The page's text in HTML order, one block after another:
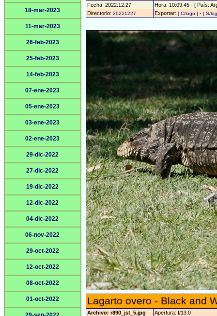
18-mar-2023
11-mar-2023
26-feb-2023
25-feb-2023
14-feb-2023
07-ene-2023
05-ene-2023
03-ene-2023
02-ene-2023
29-dic-2022
27-dic-2022
19-dic-2022
12-dic-2022
04-dic-2022
06-nov-2022
29-oct-2022
12-oct-2022
08-oct-2022
01-oct-2022
Fecha: 2022:12:27
Hora: 10:09:45 - [ País:
Directorio: 20221227 Exportar: [ C/logo ] - [ S/
Lagarto overo - Black and
Archivo: r890_jst_5.jpg Apertura: f/13.0